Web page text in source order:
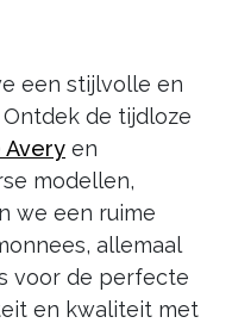
een stijlvolle en
de tijdloze
Avery en
modellen,
we een ruime
allemaal
voor de perfecte
en kwaliteit met